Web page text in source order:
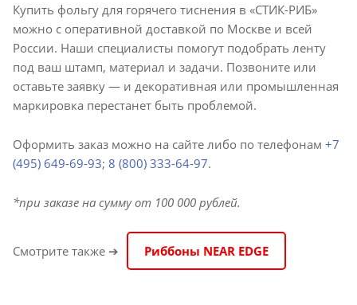
Купить фольгу для горячего тиснения в «СТИК-РИБ»
можно с оперативной доставкой по Москве и всей
России. Наши специалисты помогут подобрать ленту
под ваш штамп, материал и задачи. Позвоните или
оставьте заявку — и декоративная или промышленная
маркировка перестанет быть проблемой.
Оформить заказ можно на сайте либо по телефонам +7
(495) 649-69-93; 8 (800) 333-64-97.
*при заказе на сумму от 100 000 рублей.
Смотрите также ➔ Риббоны NEAR EDGE